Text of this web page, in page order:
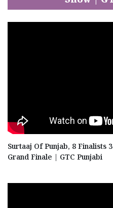
Surtaaj Of Punjab, 8 Finalists
Grand Finale | GTC Punjabi